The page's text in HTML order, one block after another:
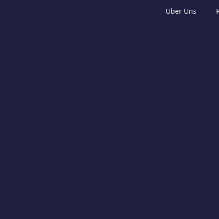
Über Uns